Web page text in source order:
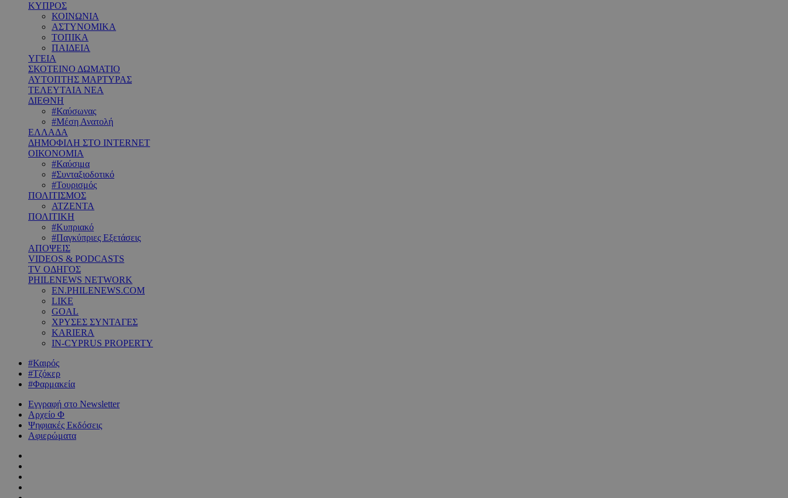
ΚΥΠΡΟΣ
ΚΟΙΝΩΝΙΑ
ΑΣΤΥΝΟΜΙΚΑ
ΤΟΠΙΚΑ
ΠΑΙΔΕΙΑ
ΥΓΕΙΑ
ΣΚΟΤΕΙΝΟ ΔΩΜΑΤΙΟ
ΑΥΤΟΠΤΗΣ ΜΑΡΤΥΡΑΣ
ΤΕΛΕΥΤΑΙΑ ΝΕΑ
ΔΙΕΘΝΗ
#Καύσωνας
#Μέση Ανατολή
ΕΛΛΑΔΑ
ΔΗΜΟΦΙΛΗ ΣΤΟ INTERNET
ΟΙΚΟΝΟΜΙΑ
#Καύσιμα
#Συνταξιοδοτικό
#Τουρισμός
ΠΟΛΙΤΙΣΜΟΣ
ΑΤΖΕΝΤΑ
ΠΟΛΙΤΙΚΗ
#Κυπριακό
#Παγκύπριες Εξετάσεις
ΑΠΟΨΕΙΣ
VIDEOS & PODCASTS
TV ΟΔΗΓΟΣ
PHILENEWS NETWORK
EN.PHILENEWS.COM
LIKE
GOAL
ΧΡΥΣΕΣ ΣΥΝΤΑΓΕΣ
KARIERA
IN-CYPRUS PROPERTY
#Καιρός
#Τζόκερ
#Φαρμακεία
Εγγραφή στο Newsletter
Αρχείο Φ
Ψηφιακές Εκδόσεις
Αφιερώματα